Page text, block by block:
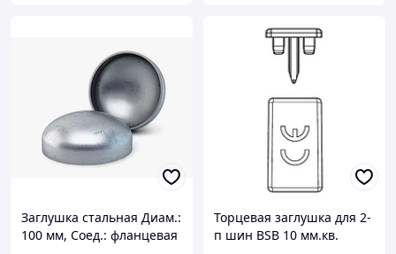
Заглушка стальная Диам.:
100 мм, Соед.: фланцевая
Торцевая заглушка для 2-
п шин BSB 10 мм.кв.